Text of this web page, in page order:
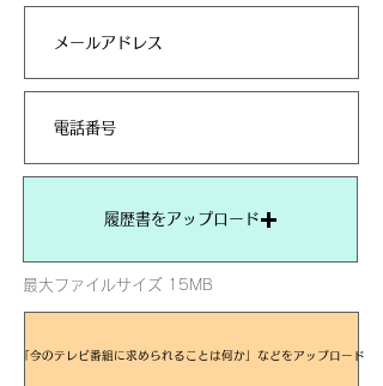
履歴書をアップロード
最大ファイルサイズ 15MB
「今のテレビ番組に求められることは何か」などをアップロード